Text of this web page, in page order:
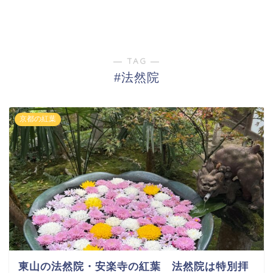
― TAG ―
#法然院
京都の紅葉
東山の法然院・安楽寺の紅葉 法然院は特別拝